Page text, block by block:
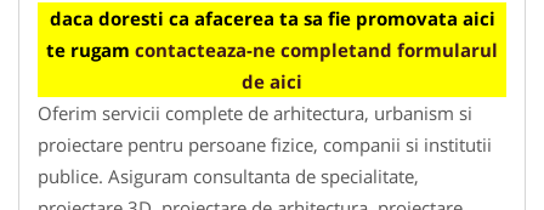
daca doresti ca afacerea ta sa fie promovata aici
te rugam contacteaza-ne completand formularul
de aici
Oferim servicii complete de arhitectura, urbanism si
proiectare pentru persoane fizice, companii si institutii
publice. Asiguram consultanta de specialitate,